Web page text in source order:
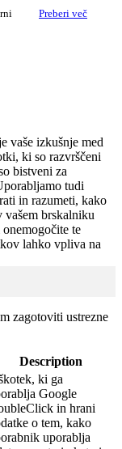
Preberi več
vaše izkušnje med
ki so razvrščeni
bistveni za
tudi
in razumeti, kako
vašem brskalniku
te
lahko vpliva na
zagotoviti ustrezne
Description
ki ga
Google
in hrani
o tem, kako
uporablja